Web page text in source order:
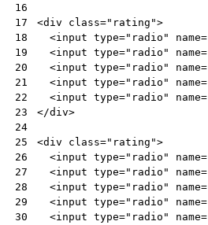
16
17
18
19
20
21
22
23
24
25
26
27
28
29
30
<div class="rating">
<input type="radio" name=
<input type="radio" name=
<input type="radio" name=
<input type="radio" name=
<input type="radio" name=
</div>
<div class="rating">
<input type="radio" name=
<input type="radio" name=
<input type="radio" name=
<input type="radio" name=
<input type="radio" name=